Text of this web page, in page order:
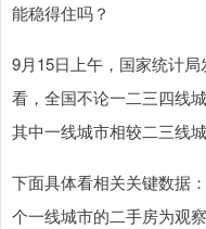
能稳得住吗？
9月15日上午，国家统计
看，全国不论一二三四线
其中一线城市相较二三线
下面具体看相关关键数据
个一线城市的二手房为观